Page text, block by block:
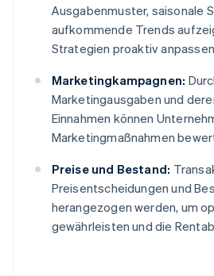
Ausgabenmuster, saisonale
aufkommende Trends
Strategien proaktiv
Marketingkampagnen:
Marketingausgaben und
Einnahmen können
Marketingmaßnahmen
Preise und Bestand:
Preisentscheidungen und
herangezogen werden, um
gewährleisten und die